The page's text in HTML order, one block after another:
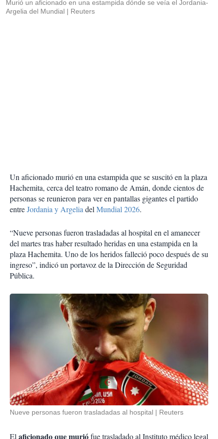
Murió un aficionado en una estampida dónde se veía el Jordania-
Argelia del Mundial
Reuters
Un aficionado murió en una estampida que se suscitó en la plaza
Hachemita, cerca del teatro romano de Amán, donde cientos de
personas se reunieron para ver en pantallas gigantes el partido
entreJordania y ArgeliadelMundial 2026.
“Nueve personas fueron trasladadas al hospital en el amanecer
del martes tras haber resultado heridas en una estampida en la
plaza Hachemita. Uno de los heridos falleció poco después de su
ingreso”, indicó un portavoz de la Dirección de Seguridad
Pública.
Nueve personas fueron trasladadas al hospital Reuters
Elaficionado que muriófue trasladado al Instituto médico legal